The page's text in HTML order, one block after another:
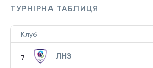
ТУРНІРНА ТАБЛИЦЯ
Клуб
7 ЛНЗ